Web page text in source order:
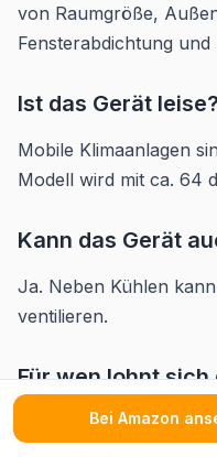
von Raumgröße,
Fensterabdichtung
Ist das Gerät leise?
Mobile Klimaanlagen
Modell wird mit ca. 64
Kann das Gerät
Ja. Neben Kühlen
ventilieren.
Für wen lohnt sich
Klimaanlage?
Bei Amazon